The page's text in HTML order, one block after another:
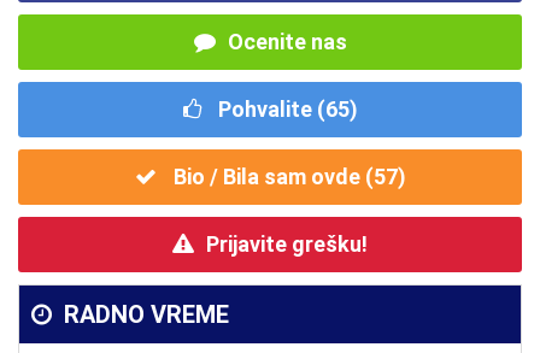
Ocenite nas
Pohvalite (65)
Bio / Bila sam ovde (57)
Prijavite grešku!
RADNO VREME